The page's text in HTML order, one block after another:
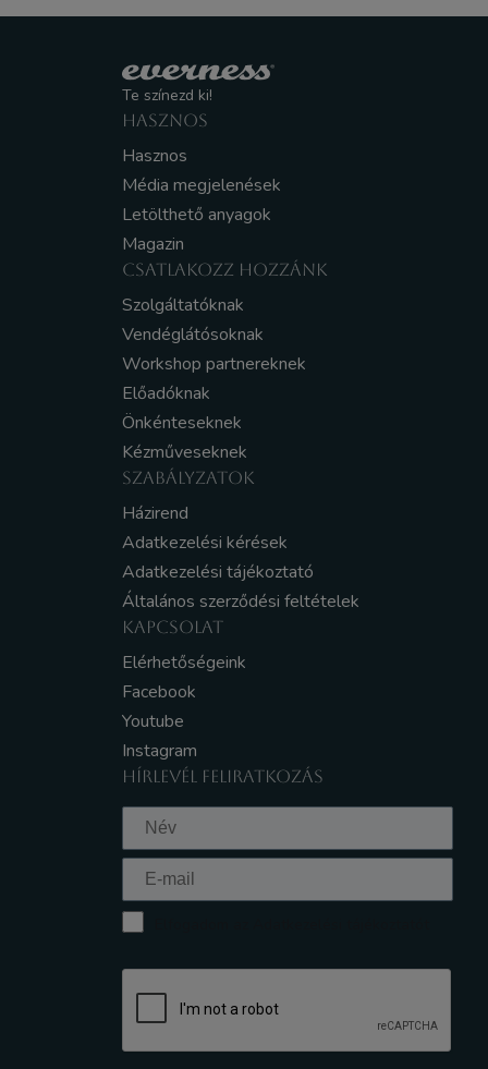
Te színezd ki!
HASZNOS
Hasznos
Média megjelenések
Letölthető anyagok
Magazin
CSATLAKOZZ HOZZÁNK
Szolgáltatóknak
Vendéglátósoknak
Workshop partnereknek
Előadóknak
Önkénteseknek
Kézműveseknek
SZABÁLYZATOK
Házirend
Adatkezelési kérések
Adatkezelési tájékoztató
Általános szerződési feltételek
KAPCSOLAT
Elérhetőségeink
Facebook
Youtube
Instagram
HÍRLEVÉL FELIRATKOZÁS